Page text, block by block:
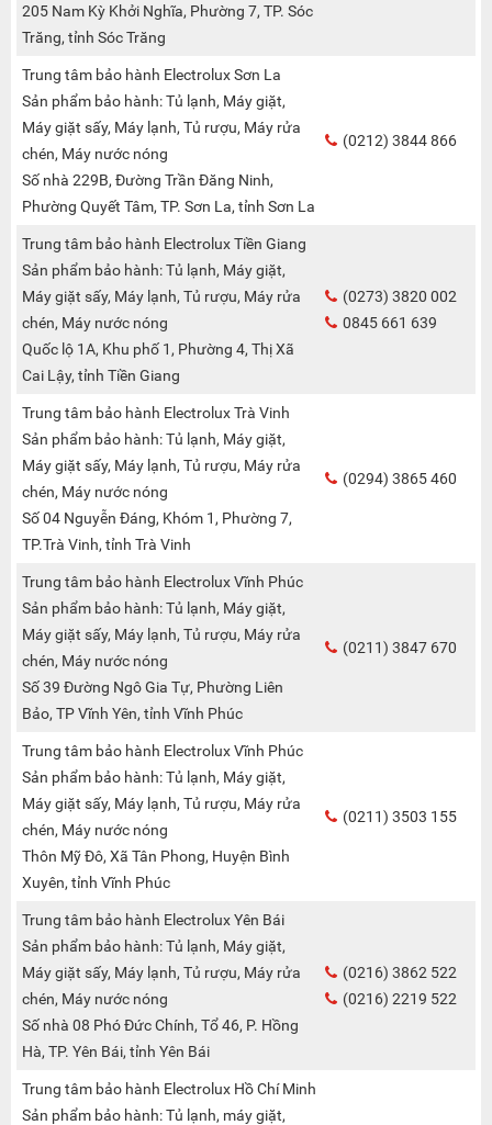
205 Nam Kỳ Khởi Nghĩa, Phường 7, TP. Sóc
Trăng, tỉnh Sóc Trăng
Trung tâm bảo hành Electrolux Sơn La
Sản phẩm bảo hành: Tủ lạnh, Máy giặt,
Máy giặt sấy, Máy lạnh, Tủ rượu, Máy rửa
chén, Máy nước nóng
Số nhà 229B, Đường Trần Đăng Ninh,
Phường Quyết Tâm, TP. Sơn La, tỉnh Sơn La
(0212) 3844 866
Trung tâm bảo hành Electrolux Tiền Giang
Sản phẩm bảo hành: Tủ lạnh, Máy giặt,
Máy giặt sấy, Máy lạnh, Tủ rượu, Máy rửa
chén, Máy nước nóng
Quốc lộ 1A, Khu phố 1, Phường 4, Thị Xã
Cai Lậy, tỉnh Tiền Giang
(0273) 3820 002
0845 661 639
Trung tâm bảo hành Electrolux Trà Vinh
Sản phẩm bảo hành: Tủ lạnh, Máy giặt,
Máy giặt sấy, Máy lạnh, Tủ rượu, Máy rửa
chén, Máy nước nóng
Số 04 Nguyễn Đáng, Khóm 1, Phường 7,
TP.Trà Vinh, tỉnh Trà Vinh
(0294) 3865 460
Trung tâm bảo hành Electrolux Vĩnh Phúc
Sản phẩm bảo hành: Tủ lạnh, Máy giặt,
Máy giặt sấy, Máy lạnh, Tủ rượu, Máy rửa
chén, Máy nước nóng
Số 39 Đường Ngô Gia Tự, Phường Liên
Bảo, TP Vĩnh Yên, tỉnh Vĩnh Phúc
(0211) 3847 670
Trung tâm bảo hành Electrolux Vĩnh Phúc
Sản phẩm bảo hành: Tủ lạnh, Máy giặt,
Máy giặt sấy, Máy lạnh, Tủ rượu, Máy rửa
chén, Máy nước nóng
Thôn Mỹ Đô, Xã Tân Phong, Huyện Bình
Xuyên, tỉnh Vĩnh Phúc
(0211) 3503 155
Trung tâm bảo hành Electrolux Yên Bái
Sản phẩm bảo hành: Tủ lạnh, Máy giặt,
Máy giặt sấy, Máy lạnh, Tủ rượu, Máy rửa
chén, Máy nước nóng
Số nhà 08 Phó Đức Chính, Tổ 46, P. Hồng
Hà, TP. Yên Bái, tỉnh Yên Bái
(0216) 3862 522
(0216) 2219 522
Trung tâm bảo hành Electrolux Hồ Chí Minh
Sản phẩm bảo hành: Tủ lạnh, máy giặt,